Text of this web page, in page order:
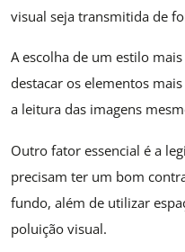
visual seja transmitida de
A escolha de um estilo
destacar os elementos
a leitura das imagens
Outro fator essencial é a
precisam ter um bom
fundo, além de utilizar
poluição visual.